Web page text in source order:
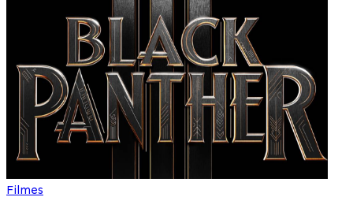
Filmes